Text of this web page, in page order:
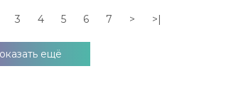
3 4 5 6 7 > >|
ещё